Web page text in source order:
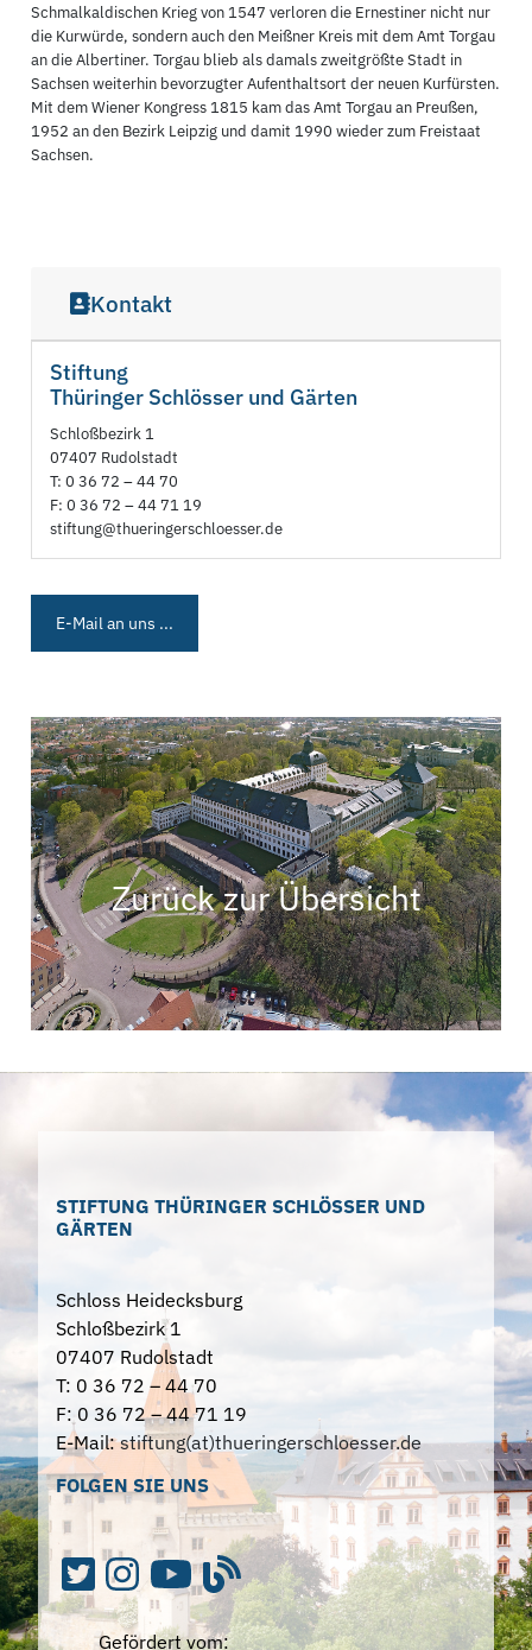
Schmalkaldischen Krieg von 1547 verloren die Ernestiner nicht nur
die Kurwürde, sondern auch den Meißner Kreis mit dem Amt Torgau
an die Albertiner. Torgau blieb als damals zweitgrößte Stadt in
Sachsen weiterhin bevorzugter Aufenthaltsort der neuen Kurfürsten.
Mit dem Wiener Kongress 1815 kam das Amt Torgau an Preußen,
1952 an den Bezirk Leipzig und damit 1990 wieder zum Freistaat
Sachsen.
Kontakt
Stiftung
Thüringer Schlösser und Gärten
Schloßbezirk 1
07407 Rudolstadt
T: 0 36 72 – 44 70
F: 0 36 72 – 44 71 19
stiftung@thueringerschloesser.de
E-Mail an uns ...
Zurück zur Übersicht
STIFTUNG THÜRINGER SCHLÖSSER UND
GÄRTEN
Schloss Heidecksburg
Schloßbezirk 1
07407 Rudolstadt
T: 0 36 72 – 44 70
F: 0 36 72 – 44 71 19
E-Mail:stiftung(at)thueringerschloesser.de
FOLGEN SIE UNS
Gefördert vom: